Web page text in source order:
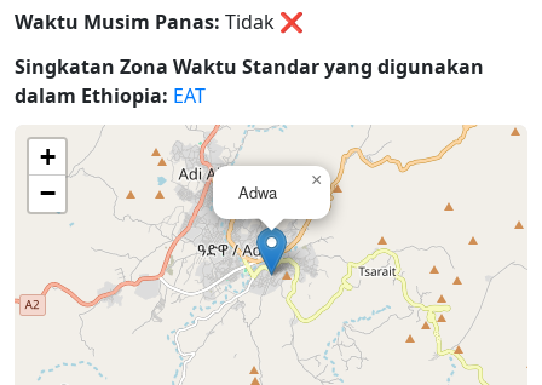
Waktu Musim Panas: Tidak ❌
Singkatan Zona Waktu Standar yang digunakan
dalam Ethiopia: EAT
Adwa
×
+
−